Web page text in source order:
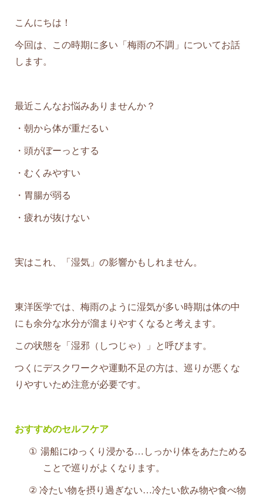
こんにちは！
今回は、この時期に多い「梅雨の不調」についてお話
します。
最近こんなお悩みありませんか？
・朝から体が重だるい
・頭がぼーっとする
・むくみやすい
・胃腸が弱る
・疲れが抜けない
実はこれ、「湿気」の影響かもしれません。
東洋医学では、梅雨のように湿気が多い時期は体の中
にも余分な水分が溜まりやすくなると考えます。
この状態を「湿邪（しつじゃ）」と呼びます。
つくにデスクワークや運動不足の方は、巡りが悪くな
りやすいため注意が必要です。
おすすめのセルフケア
① 湯船にゆっくり浸かる…しっかり体をあたためる
ことで巡りがよくなります。
② 冷たい物を摂り過ぎない…冷たい飲み物や食べ物